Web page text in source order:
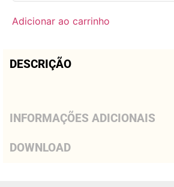
Adicionar ao carrinho
DESCRIÇÃO
INFORMAÇÕES ADICIONAIS
DOWNLOAD